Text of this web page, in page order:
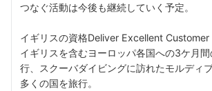
つなぐ活動は今後も継続していく予定。
イギリスの資格Deliver Excellent Customer
イギリスを含むヨーロッパ各国への3ケ月
行、スクーバダイビングに訪れたモルディ
多くの国を旅行。